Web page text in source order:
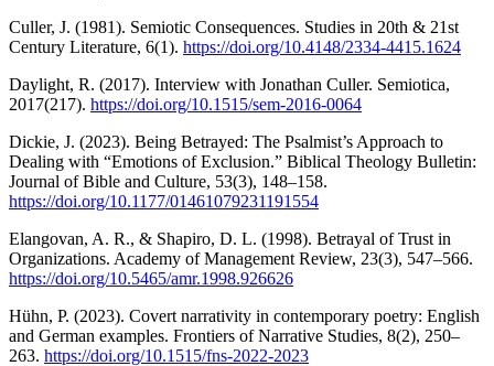
Culler, J. (1981). Semiotic Consequences. Studies in 20th & 21st
Century Literature, 6(1). https://doi.org/10.4148/2334-4415.1624
Daylight, R. (2017). Interview with Jonathan Culler. Semiotica,
2017(217). https://doi.org/10.1515/sem-2016-0064
Dickie, J. (2023). Being Betrayed: The Psalmist’s Approach to
Dealing with “Emotions of Exclusion.” Biblical Theology Bulletin:
Journal of Bible and Culture, 53(3), 148–158.
https://doi.org/10.1177/01461079231191554
Elangovan, A. R., & Shapiro, D. L. (1998). Betrayal of Trust in
Organizations. Academy of Management Review, 23(3), 547–566.
https://doi.org/10.5465/amr.1998.926626
Hühn, P. (2023). Covert narrativity in contemporary poetry: English
and German examples. Frontiers of Narrative Studies, 8(2), 250–
263. https://doi.org/10.1515/fns-2022-2023